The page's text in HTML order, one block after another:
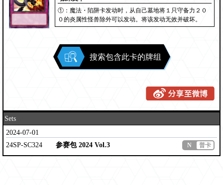
①：魔法・陷阱卡发动时，从自己墓地将１只守备力２０
０的炎属性怪兽除外可以发动。将该发动无效并破坏。
搜索包含此卡的牌组
Sets
2024-07-01
24SP-SC324
参赛包 2024 Vol.3 N 普卡